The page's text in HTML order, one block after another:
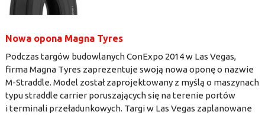
Nowa opona Magna Tyres
Podczas targów budowlanych ConExpo 2014 w Las Vegas,
firma Magna Tyres zaprezentuje swoją nowa oponę o nazwie
M-Straddle. Model został zaprojektowany z myślą o maszynach
typu straddle carrier poruszających się na terenie portów
i terminali przeładunkowych. Targi w Las Vegas zaplanowane